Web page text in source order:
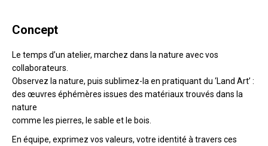
Concept
Le temps d’un atelier, marchez dans la nature avec vos
collaborateurs.
Observez la nature, puis sublimez-la en pratiquant du ‘Land Art’ :
des œuvres éphémères issues des matériaux trouvés dans la
nature
comme les pierres, le sable et le bois.
En équipe, exprimez vos valeurs, votre identité à travers ces